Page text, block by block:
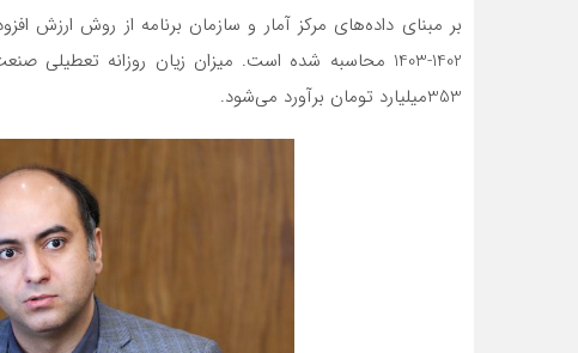
بر مبنای داده‌های مرکز آمار و سازمان برنامه از روش ارزش
353‌میلیارد تومان برآورد می‌شود.